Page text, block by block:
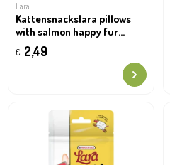
Lara
Kattensnackslara pillows
with salmon happy fur
treats 60g
€ 2,49